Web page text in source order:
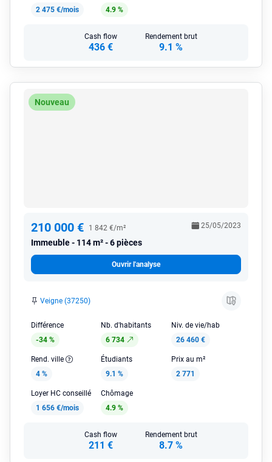
2 475 €/mois
4.9 %
Cash flow
436 €
Rendement brut
9.1 %
Nouveau
210 000 € 1 842 €/m²
Immeuble 114 m² - 6 pièces
25/05/2023
Ouvrir l'analyse
Veigne (37250)
Différence
-34 %
Nb. d'habitants
6 734
Niv. de vie/hab
26 460 €
Rend. ville
4 %
Étudiants
9.1 %
Prix au m²
2 771
Loyer HC conseillé
1 656 €/mois
Chômage
4.9 %
Cash flow
211 €
Rendement brut
8.7 %